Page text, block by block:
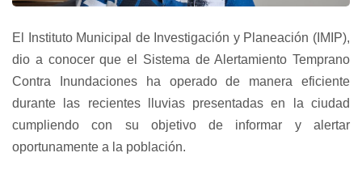
El Instituto Municipal de Investigación y Planeación (IMIP),
dio a conocer que el Sistema de Alertamiento Temprano
Contra Inundaciones ha operado de manera eficiente
durante las recientes lluvias presentadas en la ciudad
cumpliendo con su objetivo de informar y alertar
oportunamente a la población.